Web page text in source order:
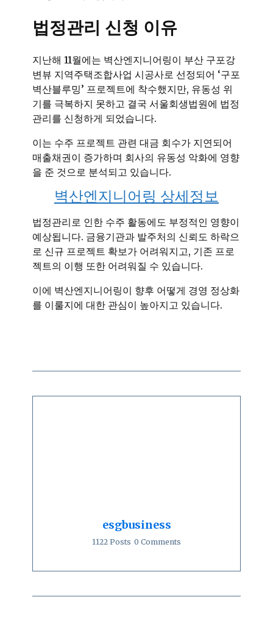
법정관리 신청 이유
지난해 11월에는 벽산엔지니어링이 부산 구포강
변뷰 지역주택조합사업 시공사로 선정되어 ‘구포
벽산블루밍’ 프로젝트에 착수했지만, 유동성 위
기를 극복하지 못하고 결국 서울회생법원에 법정
관리를 신청하게 되었습니다.
이는 수주 프로젝트 관련 대금 회수가 지연되어
매출채권이 증가하며 회사의 유동성 악화에 영향
을 준 것으로 분석되고 있습니다.
벽산엔지니어링 상세정보
법정관리로 인한 수주 활동에도 부정적인 영향이
예상됩니다. 금융기관과 발주처의 신뢰도 하락으
로 신규 프로젝트 확보가 어려워지고, 기존 프로
젝트의 이행 또한 어려워질 수 있습니다.
이에 벽산엔지니어링이 향후 어떻게 경영 정상화
를 이룰지에 대한 관심이 높아지고 있습니다.
esgbusiness
1122 Posts 0 Comments